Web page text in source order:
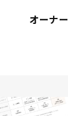
オーナ